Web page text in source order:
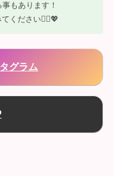
もあります！
ください💁‍♀️💖
グラム